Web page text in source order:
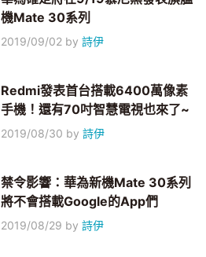
機Mate 30系列
2019/09/02 by詩伊
Redmi發表首台搭載6400萬像素
手機！還有70吋智慧電視也來了~
2019/08/30 by詩伊
禁令影響：華為新機Mate 30系列
將不會搭載Google的App們
2019/08/29 by詩伊